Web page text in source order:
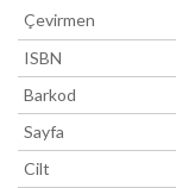
Çevirmen
ISBN
Barkod
Sayfa
Cilt